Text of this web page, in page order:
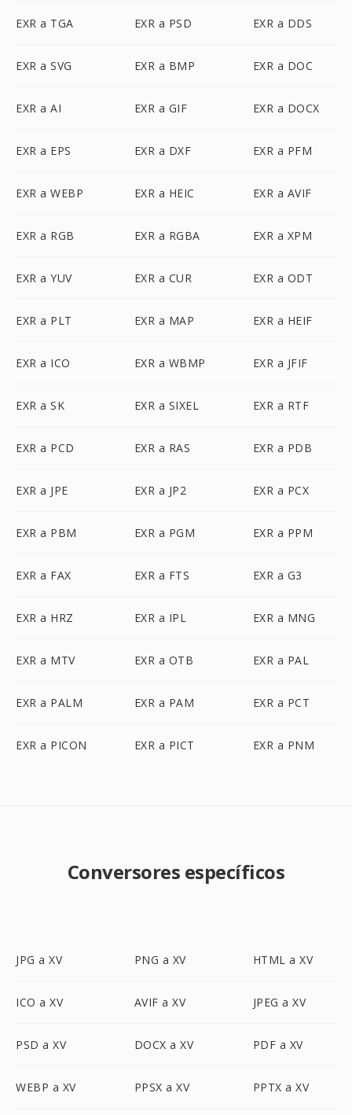
EXR a TGA EXR a PSD EXR a DDS
EXR a SVG EXR a BMP EXR a DOC
EXR a AI EXR a GIF EXR a DOCX
EXR a EPS EXR a DXF EXR a PFM
EXR a WEBP EXR a HEIC EXR a AVIF
EXR a RGB EXR a RGBA EXR a XPM
EXR a YUV EXR a CUR EXR a ODT
EXR a PLT EXR a MAP EXR a HEIF
EXR a ICO EXR a WBMP EXR a JFIF
EXR a SK EXR a SIXEL EXR a RTF
EXR a PCD EXR a RAS EXR a PDB
EXR a JPE EXR a JP2 EXR a PCX
EXR a PBM EXR a PGM EXR a PPM
EXR a FAX EXR a FTS EXR a G3
EXR a HRZ EXR a IPL EXR a MNG
EXR a MTV EXR a OTB EXR a PAL
EXR a PALM EXR a PAM EXR a PCT
EXR a PICON EXR a PICT EXR a PNM
Conversores específicos
JPG a XV PNG a XV HTML a XV
ICO a XV AVIF a XV JPEG a XV
PSD a XV DOCX a XV PDF a XV
WEBP a XV PPSX a XV PPTX a XV